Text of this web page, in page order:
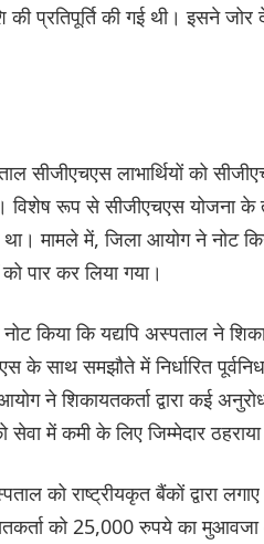
की प्रतिपूर्ति की गई थी। इसने
लाभार्थियों को
विशेष रूप से सीजीएचएस योजना
था। मामले में, जिला आयोग ने
पार कर लिया गया।
किया कि यद्यपि अस्पताल ने
साथ समझौते में निर्धारित
ने शिकायतकर्ता द्वारा कई
में कमी के लिए जिम्मेदार
को राष्ट्रीयकृत बैंकों द्वारा
को 25,000 रुपये का